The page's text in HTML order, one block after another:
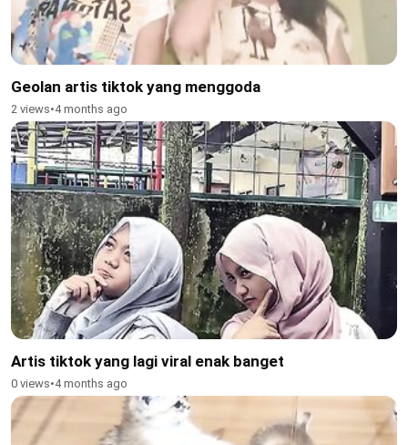
Geolan artis tiktok yang menggoda
2 views•4 months ago
Artis tiktok yang lagi viral enak banget
0 views•4 months ago